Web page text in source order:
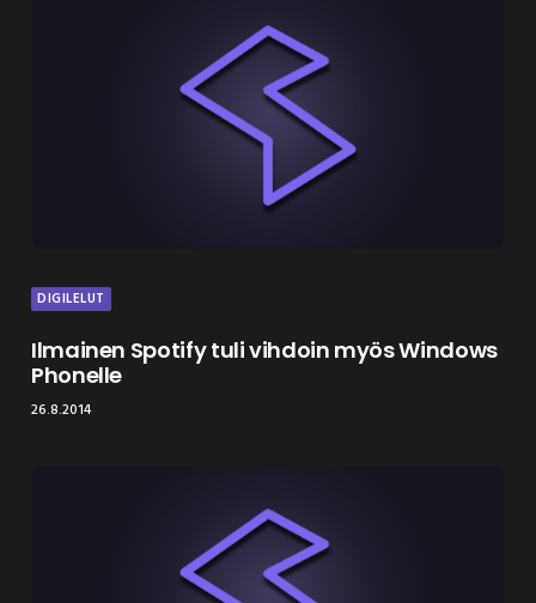
DIGILELUT
Ilmainen Spotify tuli vihdoin myös Windows
Phonelle
26.8.2014